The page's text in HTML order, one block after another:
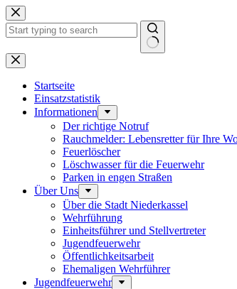
Zum
Inhalt
springen
Keine
Ergebnisse
Startseite
Einsatzstatistik
Informationen
Der richtige Notruf
Rauchmelder: Lebensretter für Ihre
Feuerlöscher
Löschwasser für die Feuerwehr
Parken in engen Straßen
Über Uns
Über die Stadt Niederkassel
Wehrführung
Einheitsführer und Stellvertreter
Jugendfeuerwehr
Öffentlichkeitsarbeit
Ehemaligen Wehrführer
Jugendfeuerwehr